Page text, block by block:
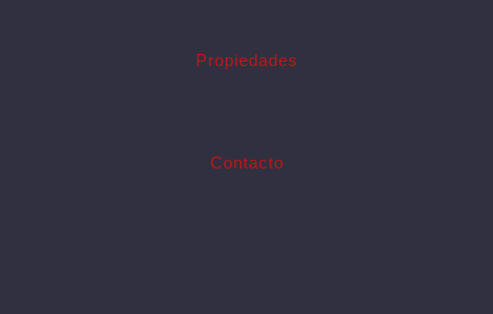
Propiedades
Contacto